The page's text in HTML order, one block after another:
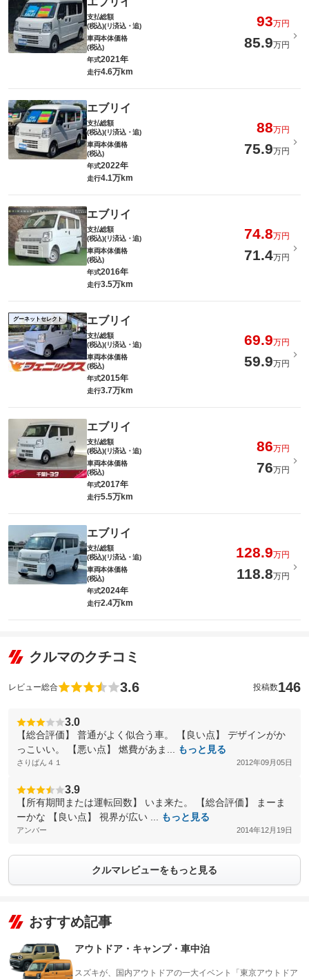
支払総額
(税込)(リ済込・追)
93万円
車両本体価格
(税込)
85.9万円
年式2021年
走行4.6万km
エブリイ
支払総額
(税込)(リ済込・追)
88万円
車両本体価格
(税込)
75.9万円
年式2022年
走行4.1万km
エブリイ
支払総額
(税込)(リ済込・追)
74.8万円
車両本体価格
(税込)
71.4万円
年式2016年
走行3.5万km
グーネットセレクト エブリイ
支払総額
(税込)(リ済込・追)
69.9万円
車両本体価格
(税込)
59.9万円
年式2015年
走行3.7万km
エブリイ
支払総額
(税込)(リ済込・追)
86万円
車両本体価格
(税込)
76万円
年式2017年
走行5.5万km
エブリイ
支払総額
(税込)(リ済込・追)
128.9万円
車両本体価格
(税込)
118.8万円
年式2024年
走行2.4万km
クルマのクチコミ
レビュー総合 3.6 投稿数146
3.0
【総合評価】 普通がよく似合う車。 【良い点】 デザインがか
っこいい。 【悪い点】 燃費があま...
もっと見る
さりばん４１ 2012年09月05日
3.9
【所有期間または運転回数】 いま来た。 【総合評価】 まーま
ーかな 【良い点】 視界が広い ...
もっと見る
アンバー 2014年12月19日
クルマレビューをもっと見る
おすすめ記事
アウトドア・キャンプ・車中泊
スズキが、国内アウトドアの一大イベント「東京アウトドア